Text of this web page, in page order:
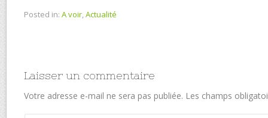
Posted in: A voir,Actualité
Laisser un commentaire
Votre adresse e-mail ne sera pas publiée. Les champs